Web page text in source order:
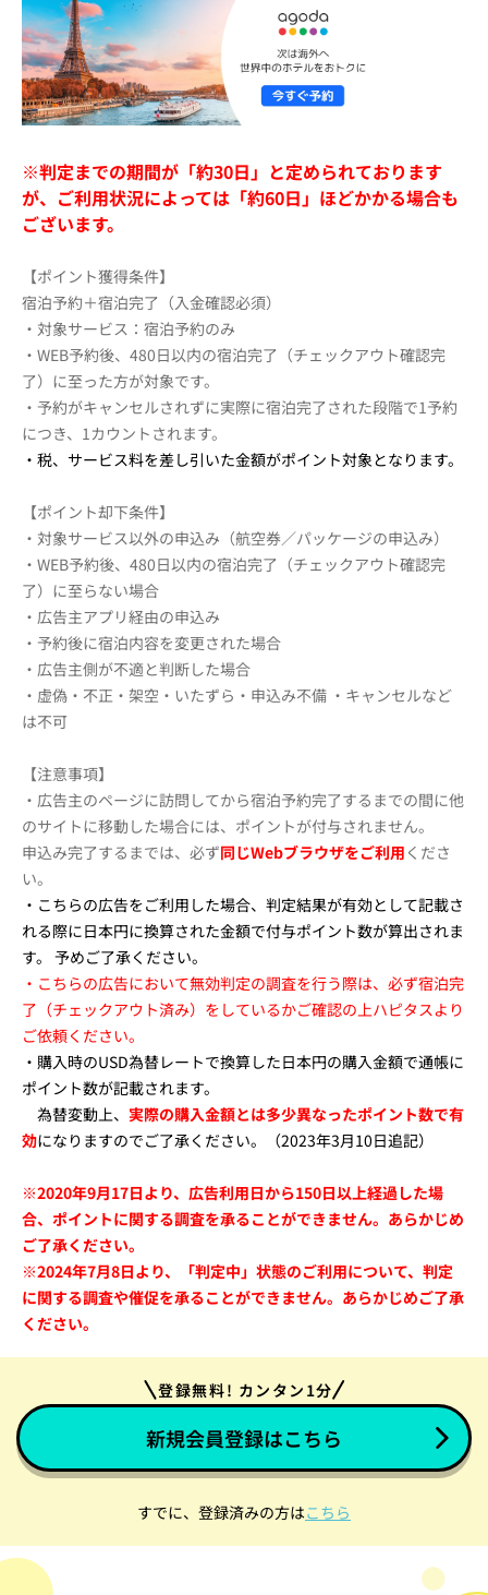
※判定までの期間が「約30日」と定められております
が、ご利用状況によっては「約60日」ほどかかる場合も
ございます。
【ポイント獲得条件】
宿泊予約＋宿泊完了（入金確認必須）
・対象サービス：宿泊予約のみ
・WEB予約後、480日以内の宿泊完了（チェックアウト確認完
了）に至った方が対象です。
・予約がキャンセルされずに実際に宿泊完了された段階で1予約
につき、1カウントされます。
・税、サービス料を差し引いた金額がポイント対象となります。
【ポイント却下条件】
・対象サービス以外の申込み（航空券／パッケージの申込み）
・WEB予約後、480日以内の宿泊完了（チェックアウト確認完
了）に至らない場合
・広告主アプリ経由の申込み
・予約後に宿泊内容を変更された場合
・広告主側が不適と判断した場合
・虚偽・不正・架空・いたずら・申込み不備 ・キャンセルなど
は不可
【注意事項】
・広告主のページに訪問してから宿泊予約完了するまでの間に他
のサイトに移動した場合には、ポイントが付与されません。
申込み完了するまでは、必ず同じWebブラウザをご利用 くださ
い。
・こちらの広告をご利用した場合、 判定結果が有効として記載さ
れる際に日本円に換算された金額で付与ポイント数が算出されま
す。 予めご了承ください。
・こちらの広告において無効判定の調査を行う際は、必ず宿泊完
了（チェックアウト済み）をしているかご確認の上ハピタスより
ご依頼ください。
・購入時のUSD為替レートで換算した日本円の購入金額で通帳に
ポイント数が記載されます。
為替変動上、 実際の購入金額とは多少異なったポイント数で有
効になりますのでご了承ください。（2023年3月10日追記）
※2020年9月17日より、広告利用日から150日以上経過した場
合、ポイントに関する調査を承ることができません。あらかじめ
ご了承ください。
※2024年7月8日より、「判定中」状態のご利用について、判定
に関する調査や催促を承ることができません。あらかじめご了承
ください。
登録無料! カンタン1分
新規会員登録はこちら
すでに、登録済みの方はこちら